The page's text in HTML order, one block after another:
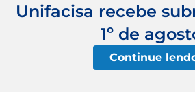
Unifacisa recebe
1º de
Continue